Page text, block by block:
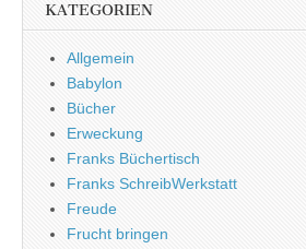
KATEGORIEN
Allgemein
Babylon
Bücher
Erweckung
Franks Büchertisch
Franks SchreibWerkstatt
Freude
Frucht bringen